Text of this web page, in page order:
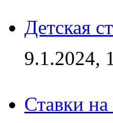
Детская
9.1.2024,
Ставки